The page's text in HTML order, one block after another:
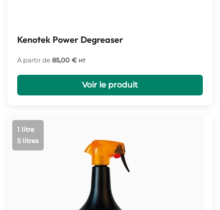
Kenotek Power Degreaser
À partir de85,00 € HT
Voir le produit
1 litre
5 litres